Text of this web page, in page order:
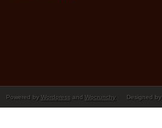
Powered by Wordpress and Wpcrunchy Designed by